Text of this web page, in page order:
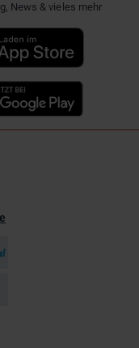
News & vieles mehr